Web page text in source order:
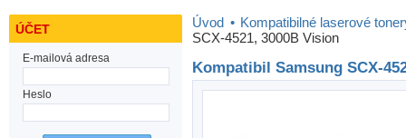
ÚČET
E-mailová adresa
Heslo
Úvod • Kompatibilné laserové
SCX-4521, 3000B Vision
Kompatibil Samsung SCX-